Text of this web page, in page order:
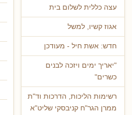
עצה כללית לשלום בית
אגוז קשיו, למשל
חדש: אשת חיל - מעודכן
"יאריך ימים ויזכה לבנים
כשרים"
רשימות הליכות, הדרכות וד"ת
ממרן הגר"ח קניבסקי שליט"א